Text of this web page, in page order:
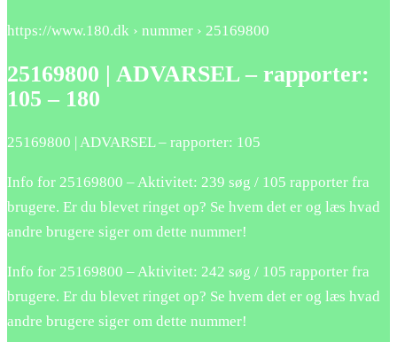
https://www.180.dk › nummer › 25169800
25169800 | ADVARSEL – rapporter:
105 – 180
25169800 | ADVARSEL – rapporter: 105
Info for 25169800 – Aktivitet: 239 søg / 105 rapporter fra
brugere. Er du blevet ringet op? Se hvem det er og læs hvad
andre brugere siger om dette nummer!
Info for 25169800 – Aktivitet: 242 søg / 105 rapporter fra
brugere. Er du blevet ringet op? Se hvem det er og læs hvad
andre brugere siger om dette nummer!